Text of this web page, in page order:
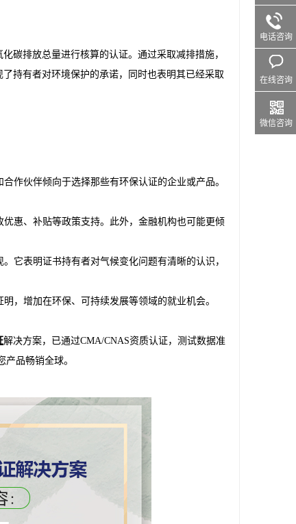
碳排放总量进行核算的认证。通过采取减排措施，
持有者对环境保护的承诺，同时也表明其已经采取
作伙伴倾向于选择那些有环保认证的企业或产品。
惠、补贴等政策支持。此外，金融机构也可能更倾
它表明证书持有者对气候变化问题有清晰的认识，
，增加在环保、可持续发展等领域的就业机会。
解决方案，已通过CMA/CNAS资质认证，测试数据准
品畅销全球。
电话咨询
在线咨询
微信咨询